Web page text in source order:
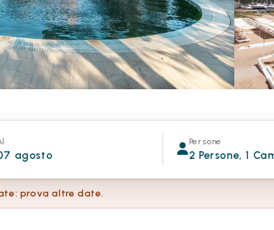
agosto
Persone
2 Persone, 1
prova altre date.